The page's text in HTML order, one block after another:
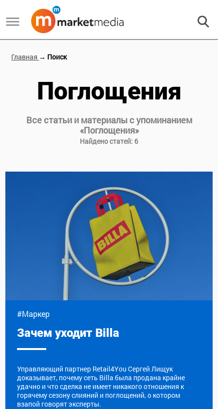
Главная → Поиск
Поглощения
Все статьи и материалы с упоминанием
«Поглощения»
Найдено статей: 6
#Маркер
Зачем уходит Billa
Управляющий партнер Retail4You Сергей Лищук
доказывает, почему сеть Billa была продана крайне
удачно и что сделка не имеет никакого отношения к
горячему сезону слияний и поглощений, о котором
взапой говорят эксперты.